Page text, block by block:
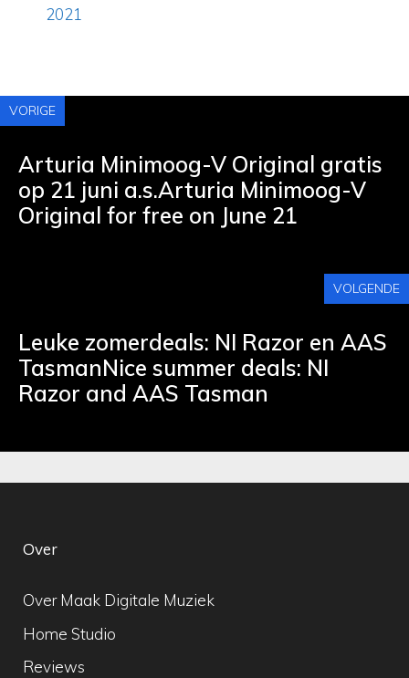
2021
VORIGE
Arturia Minimoog-V Original gratis
op 21 juni a.s.Arturia Minimoog-V
Original for free on June 21
VOLGENDE
Leuke zomerdeals: NI Razor en AAS
TasmanNice summer deals: NI
Razor and AAS Tasman
Over
Over Maak Digitale Muziek
Home Studio
Reviews